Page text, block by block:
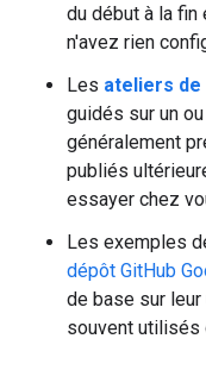
du début à la fin
n'avez rien
Les ateliers
guidés sur un
généralement
publiés
essayer chez
Les exemples
dépôt GitHub
de base sur
souvent utilisés